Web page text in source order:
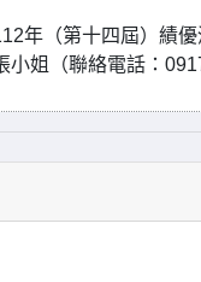
年（第十四屆）績
姐（聯絡電話：